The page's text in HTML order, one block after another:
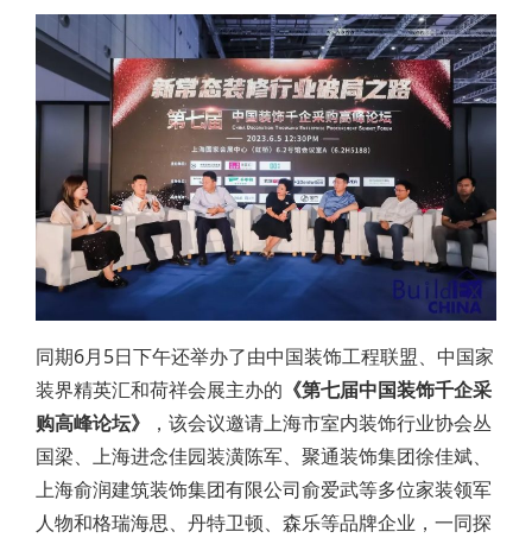
同期6月5日下午还举办了由中国装饰工程联盟、中国家
装界精英汇和荷祥会展主办的 《第七届中国装饰千企采
购高峰论坛》
，该会议邀请上海市室内装饰行业协会丛
国梁、上海进念佳园装潢陈军、聚通装饰集团徐佳斌、
上海俞润建筑装饰集团有限公司俞爱武等多位家装领军
人物和格瑞海思、丹特卫顿、森乐等品牌企业，一同探